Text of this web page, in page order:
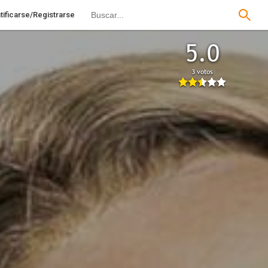
Registrarse
5.0
3 votos